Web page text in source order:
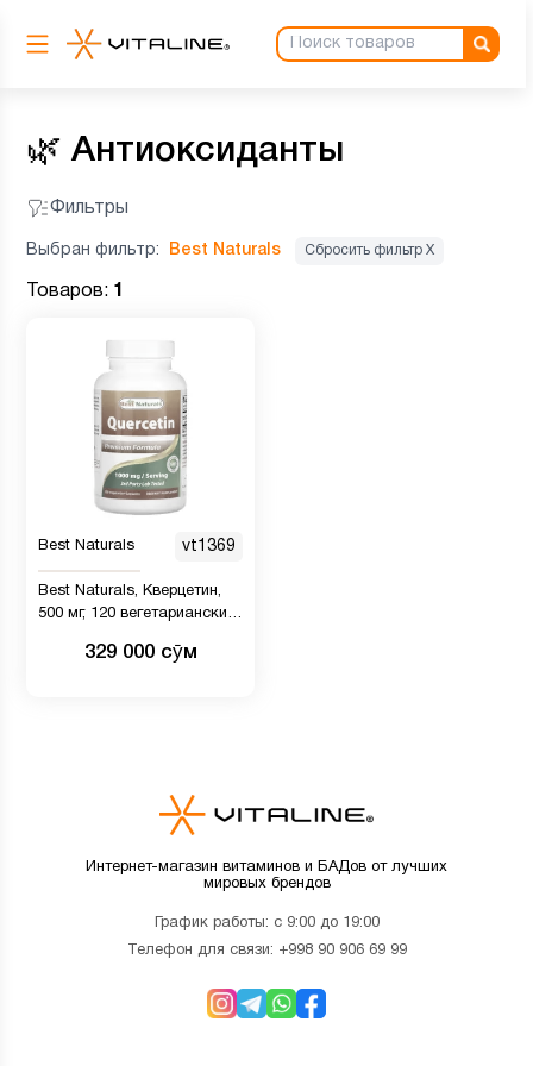
🌿 Антиоксиданты
Фильтры
Выбран фильтр: Best Naturals Сбросить фильтр Х
Товаров: 1
Best Naturals vt1369
Best Naturals, Кверцетин,
500 мг, 120 вегетарианских
329 000 сӯм
Интернет-магазин витаминов и БАДов от лучших
мировых брендов
График работы: с 9:00 до 19:00
Телефон для связи: +998 90 906 69 99